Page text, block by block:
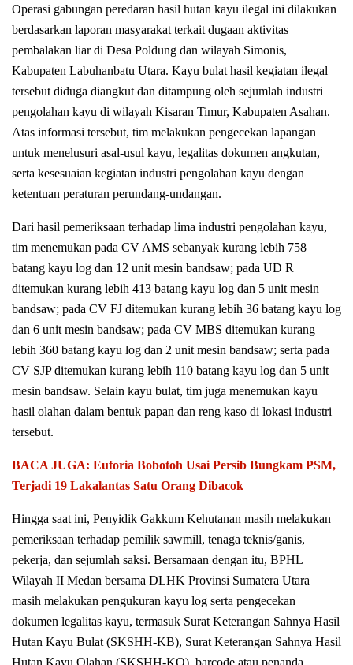
Operasi gabungan peredaran hasil hutan kayu ilegal ini dilakukan
berdasarkan laporan masyarakat terkait dugaan aktivitas
pembalakan liar di Desa Poldung dan wilayah Simonis,
Kabupaten Labuhanbatu Utara. Kayu bulat hasil kegiatan ilegal
tersebut diduga diangkut dan ditampung oleh sejumlah industri
pengolahan kayu di wilayah Kisaran Timur, Kabupaten Asahan.
Atas informasi tersebut, tim melakukan pengecekan lapangan
untuk menelusuri asal-usul kayu, legalitas dokumen angkutan,
serta kesesuaian kegiatan industri pengolahan kayu dengan
ketentuan peraturan perundang-undangan.
Dari hasil pemeriksaan terhadap lima industri pengolahan kayu,
tim menemukan pada CV AMS sebanyak kurang lebih 758
batang kayu log dan 12 unit mesin bandsaw; pada UD R
ditemukan kurang lebih 413 batang kayu log dan 5 unit mesin
bandsaw; pada CV FJ ditemukan kurang lebih 36 batang kayu log
dan 6 unit mesin bandsaw; pada CV MBS ditemukan kurang
lebih 360 batang kayu log dan 2 unit mesin bandsaw; serta pada
CV SJP ditemukan kurang lebih 110 batang kayu log dan 5 unit
mesin bandsaw. Selain kayu bulat, tim juga menemukan kayu
hasil olahan dalam bentuk papan dan reng kaso di lokasi industri
tersebut.
BACA JUGA: Euforia Bobotoh Usai Persib Bungkam PSM,
Terjadi 19 Lakalantas Satu Orang Dibacok
Hingga saat ini, Penyidik Gakkum Kehutanan masih melakukan
pemeriksaan terhadap pemilik sawmill, tenaga teknis/ganis,
pekerja, dan sejumlah saksi. Bersamaan dengan itu, BPHL
Wilayah II Medan bersama DLHK Provinsi Sumatera Utara
masih melakukan pengukuran kayu log serta pengecekan
dokumen legalitas kayu, termasuk Surat Keterangan Sahnya Hasil
Hutan Kayu Bulat (SKSHH-KB), Surat Keterangan Sahnya Hasil
Hutan Kayu Olahan (SKSHH-KO), barcode atau penanda